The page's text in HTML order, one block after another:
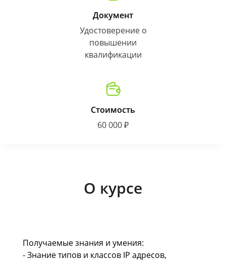
Документ
Удостоверение о
повышении
квалификации
Стоимость
60 000 ₽
О курсе
Получаемые знания и умения:
- Знание типов и классов IP адресов,